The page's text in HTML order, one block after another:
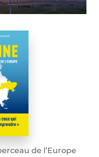
de l’Europe